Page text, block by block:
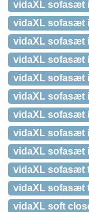
vidaXL sofasæt
vidaXL sofasæt
vidaXL sofasæt
vidaXL sofasæt
vidaXL sofasæt
vidaXL sofasæt
vidaXL sofasæt
vidaXL sofasæt
vidaXL sofasæt
vidaXL sofasæt
vidaXL sofasæt
vidaXL soft